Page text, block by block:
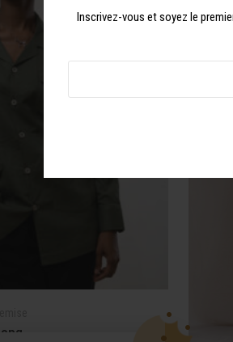
Inscrivez-vous et soyez le